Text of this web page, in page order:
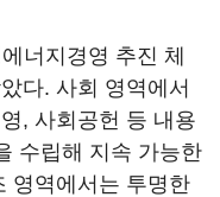
너지경영 추진 체
다. 사회 영역에서
, 사회공헌 등 내용
수립해 지속 가능한
영역에서는 투명한